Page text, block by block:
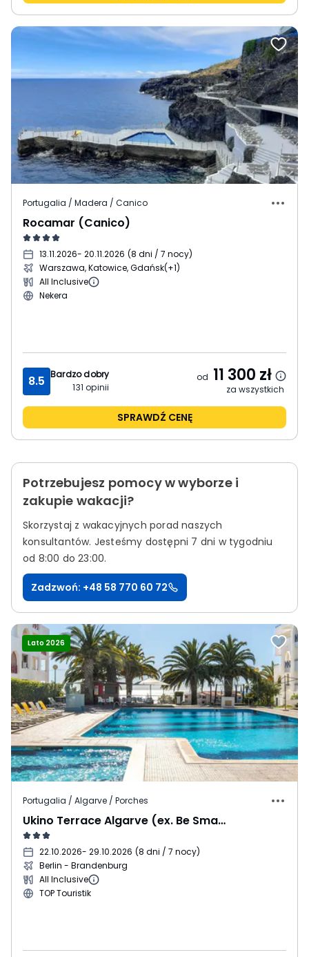
Portugalia / Madera / Canico
Rocamar (Canico)
13.11.2026- 20.11.2026 (8 dni / 7 nocy)
Warszawa, Katowice, Gdańsk(+1)
All Inclusive
Nekera
8.5 Bardzo dobry
131 opinii
od 11 300 zł
za wszystkich
SPRAWDŹ CENĘ
Potrzebujesz pomocy w wyborze i
zakupie wakacji?
Skorzystaj z wakacyjnych porad naszych
konsultantów. Jesteśmy dostępni 7 dni w tygodniu
od 8:00 do 23:00.
Zadzwoń: +48 58 770 60 72
Lato 2026
Portugalia / Algarve / Porches
Ukino Terrace Algarve (ex. Be Smart Terrace)
22.10.2026- 29.10.2026 (8 dni / 7 nocy)
Berlin - Brandenburg
All Inclusive
TOP Touristik